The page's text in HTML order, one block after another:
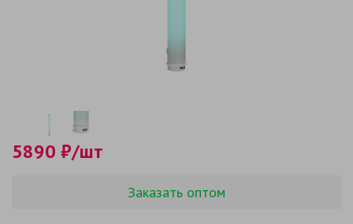
5890 ₽/шт
Заказать оптом